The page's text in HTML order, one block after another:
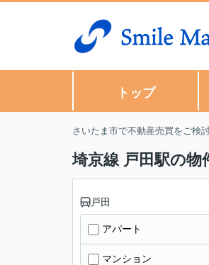
トップ
さいたま市で不動産売買をご検
埼京線 戸田駅の物
戸田
アパート
マンション